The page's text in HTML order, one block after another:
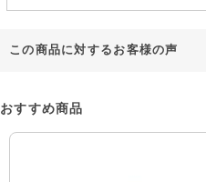
この商品に対するお客様の声
おすすめ商品